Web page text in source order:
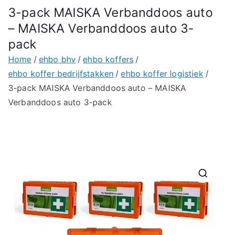
3-pack MAISKA Verbanddoos auto
– MAISKA Verbanddoos auto 3-
pack
Home ehbo bhv
ehbo koffers
ehbo koffer bedrijfstakken
ehbo koffer logistiek
3-pack MAISKA Verbanddoos auto – MAISKA
Verbanddoos auto 3-pack
🔍